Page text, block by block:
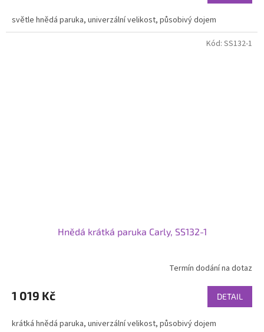
světle hnědá paruka, univerzální velikost, působivý dojem
Hnědá krátká paruka Carly, SS132-1
Termín dodání na dotaz
1 019 Kč DETAIL
krátká hnědá paruka, univerzální velikost, působivý dojem
Kód: SS132-1